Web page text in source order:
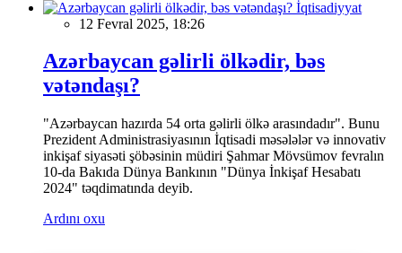
İqtisadiyyat
12 Fevral 2025, 18:26
Azərbaycan gəlirli ölkədir, bəs
vətəndaşı?
"Azərbaycan hazırda 54 orta gəlirli ölkə arasındadır". Bunu
Prezident Administrasiyasının İqtisadi məsələlər və innovativ
inkişaf siyasəti şöbəsinin müdiri Şahmar Mövsümov fevralın
10-da Bakıda Dünya Bankının "Dünya İnkişaf Hesabatı
2024" təqdimatında deyib.
Ardını oxu